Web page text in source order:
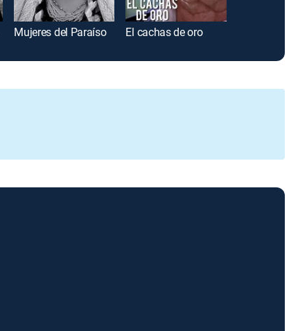
Mujeres del Paraíso El cachas de oro